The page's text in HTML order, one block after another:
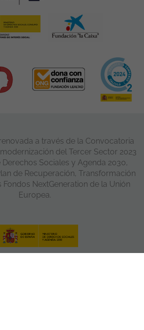
a través de la Convocatoria
del Tercer Sector 2023
Sociales y Agenda 2030,
de Recuperación, Transformación
Fondos NextGeneration de la Unión
Europea.